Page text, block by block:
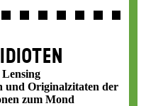
und Originalzitaten der
zum Mond